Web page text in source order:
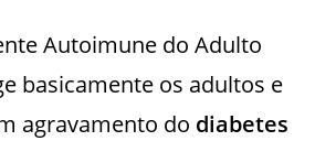
Autoimune do Adulto
basicamente os adultos e
agravamento do diabetes